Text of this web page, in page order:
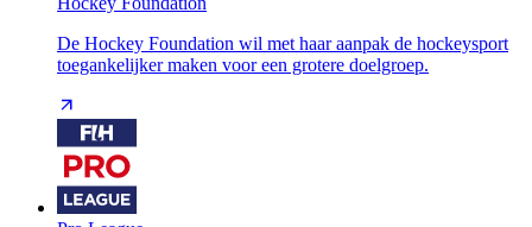
De Hockey Foundation wil met haar aanpak de hockeysport
toegankelijker maken voor een grotere doelgroep.